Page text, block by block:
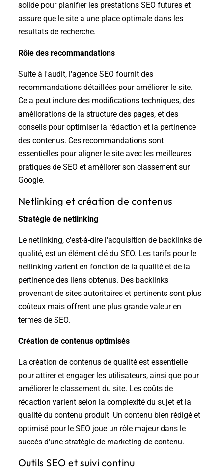
solide pour planifier les prestations SEO futures et
assure que le site a une place optimale dans les
résultats de recherche.
Rôle des recommandations
Suite à l'audit, l'agence SEO fournit des
recommandations détaillées pour améliorer le site.
Cela peut inclure des modifications techniques, des
améliorations de la structure des pages, et des
conseils pour optimiser la rédaction et la pertinence
des contenus. Ces recommandations sont
essentielles pour aligner le site avec les meilleures
pratiques de SEO et améliorer son classement sur
Google.
Netlinking et création de contenus
Stratégie de netlinking
Le netlinking, c'est-à-dire l'acquisition de backlinks de
qualité, est un élément clé du SEO. Les tarifs pour le
netlinking varient en fonction de la qualité et de la
pertinence des liens obtenus. Des backlinks
provenant de sites autoritaires et pertinents sont plus
coûteux mais offrent une plus grande valeur en
termes de SEO.
Création de contenus optimisés
La création de contenus de qualité est essentielle
pour attirer et engager les utilisateurs, ainsi que pour
améliorer le classement du site. Les coûts de
rédaction varient selon la complexité du sujet et la
qualité du contenu produit. Un contenu bien rédigé et
optimisé pour le SEO joue un rôle majeur dans le
succès d'une stratégie de marketing de contenu.
Outils SEO et suivi continu